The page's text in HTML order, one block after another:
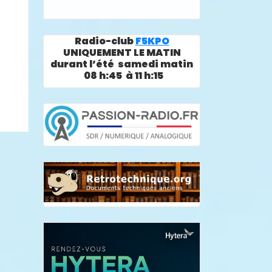
Radio-clubF5KPO
UNIQUEMENT LE MATIN
durant l’été samedi matin
08 h:45 à 11 h:15